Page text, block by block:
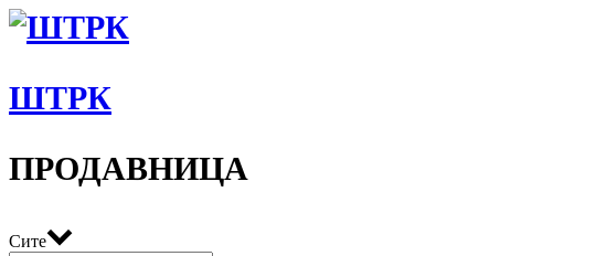
ШТРК
ПРОДАВНИЦА
Сите